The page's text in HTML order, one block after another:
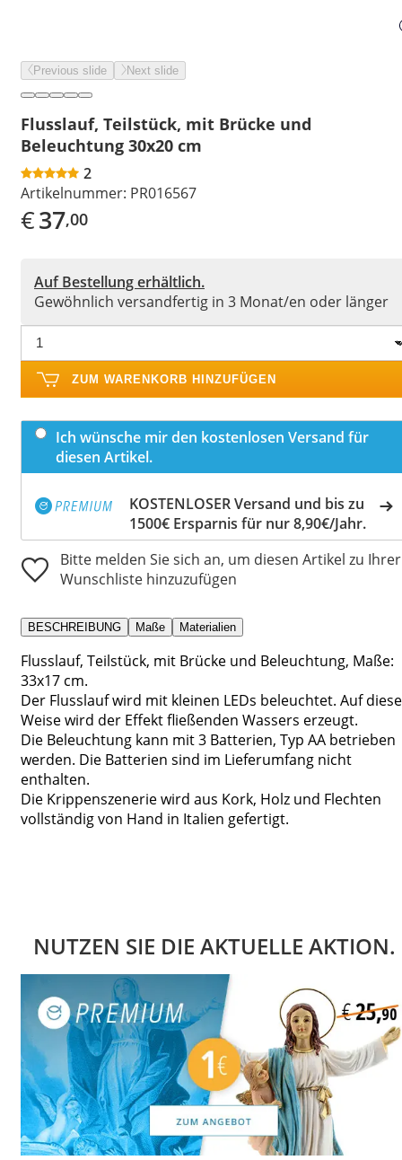
Previous slide Next slide
Flusslauf, Teilstück, mit Brücke und
Beleuchtung 30x20 cm
2
Artikelnummer: PR016567
€37,00
Auf Bestellung erhältlich.
Gewöhnlich versandfertig in 3 Monat/en oder länger
ZUM WARENKORB HINZUFÜGEN
Ich wünsche mir den kostenlosen Versand für
diesen Artikel.
KOSTENLOSER Versand und bis zu
1500€ Ersparnis für nur 8,90€/Jahr.
Bitte melden Sie sich an, um diesen Artikel zu Ihrer
Wunschliste hinzuzufügen
BESCHREIBUNG Maße Materialien
Flusslauf, Teilstück, mit Brücke und Beleuchtung, Maße:
33x17 cm.
Der Flusslauf wird mit kleinen LEDs beleuchtet. Auf diese
Weise wird der Effekt fließenden Wassers erzeugt.
Die Beleuchtung kann mit 3 Batterien, Typ AA betrieben
werden. Die Batterien sind im Lieferumfang nicht
enthalten.
Die Krippenszenerie wird aus Kork, Holz und Flechten
vollständig von Hand in Italien gefertigt.
NUTZEN SIE DIE AKTUELLE AKTION.